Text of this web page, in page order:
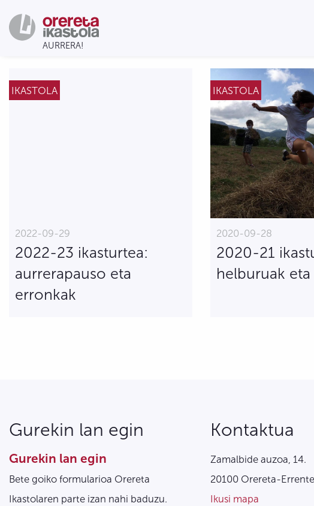
IKASTOLA
2022-09-29
2022-23 ikasturtea:
aurrerapauso eta
erronkak
IKASTOLA
2020-09-28
2020-21
helburuak
Gurekin lan egin
Gurekin lan egin
Bete goiko formularioa Orereta
Ikastolaren parte izan nahi baduzu.
Kontaktua
Zamalbide auzoa, 14.
20100 Orereta-
Ikusi mapa